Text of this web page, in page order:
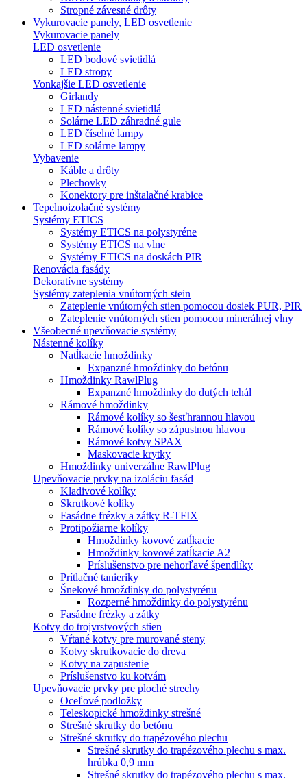
Stropné závesné drôty
Vykurovacie panely, LED osvetlenie
Vykurovacie panely
LED osvetlenie
LED bodové svietidlá
LED stropy
Vonkajšie LED osvetlenie
Girlandy
LED nástenné svietidlá
Solárne LED záhradné gule
LED číselné lampy
LED solárne lampy
Vybavenie
Káble a drôty
Plechovky
Konektory pre inštalačné krabice
Tepelnoizolačné systémy
Systémy ETICS
Systémy ETICS na polystyréne
Systémy ETICS na vlne
Systémy ETICS na doskách PIR
Renovácia fasády
Dekoratívne systémy
Systémy zateplenia vnútorných stein
Zateplenie vnútorných stien pomocou dosiek PUR, PIR
Zateplenie vnútorných stien pomocou minerálnej vlny
Všeobecné upevňovacie systémy
Nástenné kolíky
Natĺkacie hmoždinky
Expanzné hmoždinky do betónu
Hmoždinky RawlPlug
Expanzné hmoždinky do dutých tehál
Rámové hmoždinky
Rámové kolíky so šesťhrannou hlavou
Rámové kolíky so zápustnou hlavou
Rámové kotvy SPAX
Maskovacie krytky
Hmoždinky univerzálne RawlPlug
Upevňovacie prvky na izoláciu fasád
Kladivové kolíky
Skrutkové kolíky
Fasádne frézky a zátky R-TFIX
Protipožiarne kolíky
Hmoždinky kovové zatĺkacie
Hmoždinky kovové zatĺkacie A2
Príslušenstvo pre nehorľavé špendlíky
Prítlačné tanieriky
Šnekové hmoždinky do polystyrénu
Rozperné hmoždinky do polystyrénu
Fasádne frézky a zátky
Kotvy do trojvrstvových stien
Vŕtané kotvy pre murované steny
Kotvy skrutkovacie do dreva
Kotvy na zapustenie
Príslušenstvo ku kotvám
Upevňovacie prvky pre ploché strechy
Oceľové podložky
Teleskopické hmoždinky strešné
Strešné skrutky do betónu
Strešné skrutky do trapézového plechu
Strešné skrutky do trapézového plechu s max.
hrúbka 0,9 mm
Strešné skrutky do trapézového plechu s max.